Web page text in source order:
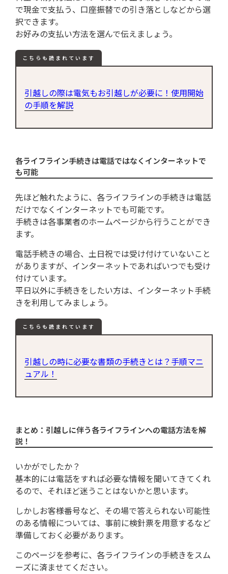
で現金で支払う、口座振替での引き落としなどから選
択できます。
お好みの支払い方法を選んで伝えましょう。
こちらも読まれています
引越しの際は電気もお引越しが必要に！使用開始
の手順を解説
各ライフライン手続きは電話ではなくインターネットで
も可能
先ほど触れたように、各ライフラインの手続きは電話
だけでなくインターネットでも可能です。
手続きは各事業者のホームページから行うことができ
ます。
電話手続きの場合、土日祝では受け付けていないこと
がありますが、インターネットであればいつでも受け
付けています。
平日以外に手続きをしたい方は、インターネット手続
きを利用してみましょう。
こちらも読まれています
引越しの時に必要な書類の手続きとは？手順マニ
ュアル！
まとめ：引越しに伴う各ライフラインへの電話方法を解
説！
いかがでしたか？
基本的には電話をすれば必要な情報を聞いてきてくれ
るので、それほど迷うことはないかと思います。
しかしお客様番号など、その場で答えられない可能性
のある情報については、事前に検針票を用意するなど
準備しておく必要があります。
このページを参考に、各ライフラインの手続きをスム
ーズに済ませてください。